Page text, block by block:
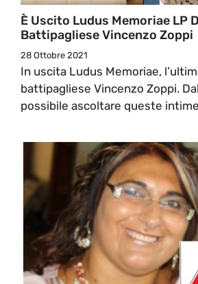
È Uscito Ludus Memoriae LP
Battipagliese Vincenzo Zoppi
28 Ottobre 2021
In uscita Ludus Memoriae,
battipagliese Vincenzo Zoppi.
possibile ascoltare queste